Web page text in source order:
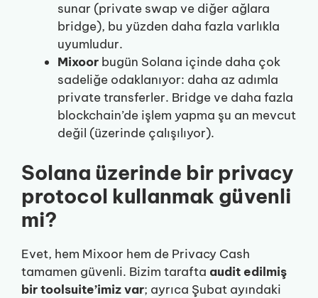
sunar (private swap ve diğer ağlara
bridge), bu yüzden daha fazla varlıkla
uyumludur.
Mixoor bugün Solana içinde daha çok
sadeliğe odaklanıyor: daha az adımla
private transferler. Bridge ve daha fazla
blockchain’de işlem yapma şu an mevcut
değil (üzerinde çalışılıyor).
Solana üzerinde bir privacy
protocol kullanmak güvenli
mi?
Evet, hem Mixoor hem de Privacy Cash
tamamen güvenli. Bizim tarafta audit edilmiş
bir toolsuite’imiz var; ayrıca Şubat ayındaki